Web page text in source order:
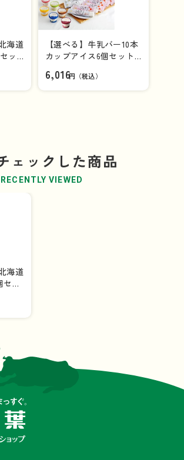
一品。
チーズケーキ…クリームチーズとマスカ
アイスにあまおう苺ソースを合わせまし
オ＆ラズベリー…ローストピスタチオの
わいとラズベリーソースのほのかな酸味と
ソースが溶け合う大人のアイス。
品はお客様のもとへ美味しい状態でお届
イアイスを同梱させていただいておりま
が溶け切ってしまうため、配送に日数が
地域ではご購入することができません。
】
しておりません。
類には賞味期限を記載しておりません
商品を見る
（100ml）
北海道アイスクリーム［ロースト
（114ml）
海道
ッ
【選べる】牛乳バー10本
カップアイス6個セット
6,016円（税込）
ェックした商品
RECENTLY VIEWED
海道
ッ